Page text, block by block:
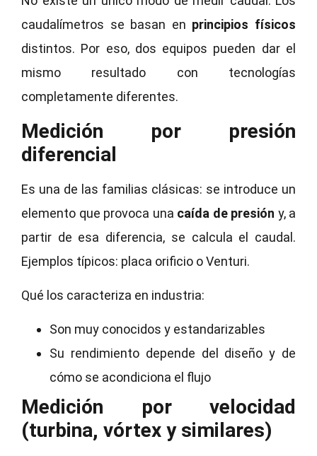
caudalímetros se basan en principios físicos
distintos. Por eso, dos equipos pueden dar el
mismo resultado con tecnologías
completamente diferentes.
Medición por presión
diferencial
Es una de las familias clásicas: se introduce un
elemento que provoca una caída de presión y, a
partir de esa diferencia, se calcula el caudal.
Ejemplos típicos: placa orificio o Venturi.
Qué los caracteriza en industria:
Son muy conocidos y estandarizables
Su rendimiento depende del diseño y de
cómo se acondiciona el flujo
Medición por velocidad
(turbina, vórtex y similares)